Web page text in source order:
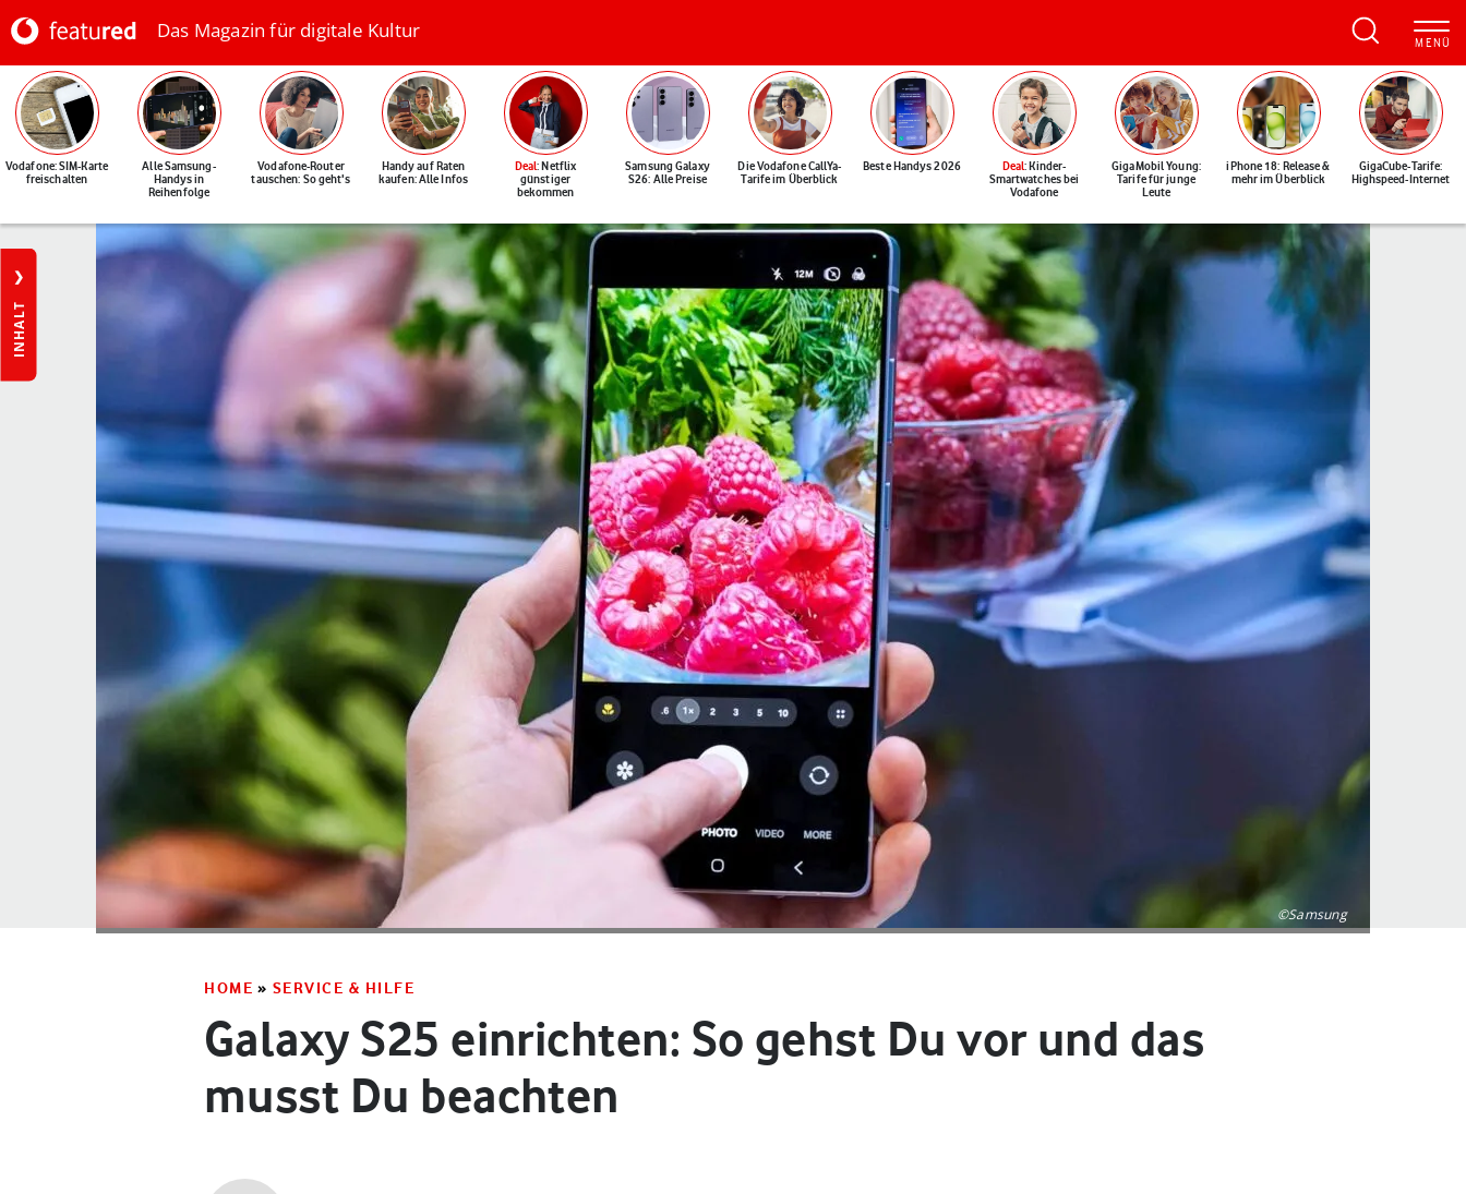
Das Magazin für digitale Kultur
Vodafone: SIM-Karte
freischalten
Alle Samsung-
Handys in
Reihenfolge
Vodafone-Router
tauschen: So geht's
Handy auf Raten
kaufen: Alle Infos
Deal: Netflix
günstiger
bekommen
Samsung Galaxy
S26: Alle Preise
Die Vodafone CallYa-
Tarife im Überblick
Beste Handys 2026 Deal: Kinder-
Smartwatches bei
Vodafone
GigaMobil Young:
Tarife für junge
Leute
iPhone 18: Release &
mehr im Überblick
GigaCube-Tarife:
Highspeed-Internet
INHALT
©Samsung
HOME » SERVICE & HILFE
Galaxy S25 einrichten: So gehst Du vor und das
musst Du beachten